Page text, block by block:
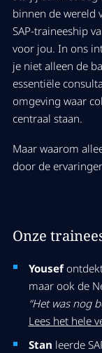
binnen de wereld
SAP-traineeship
voor jou. In ons
je niet alleen de
essentiële
omgeving waar
centraal staan.
Maar waarom
door de
Onze
Yousef
maar ook de
“Het was nog
Lees het hele
Stan leerde